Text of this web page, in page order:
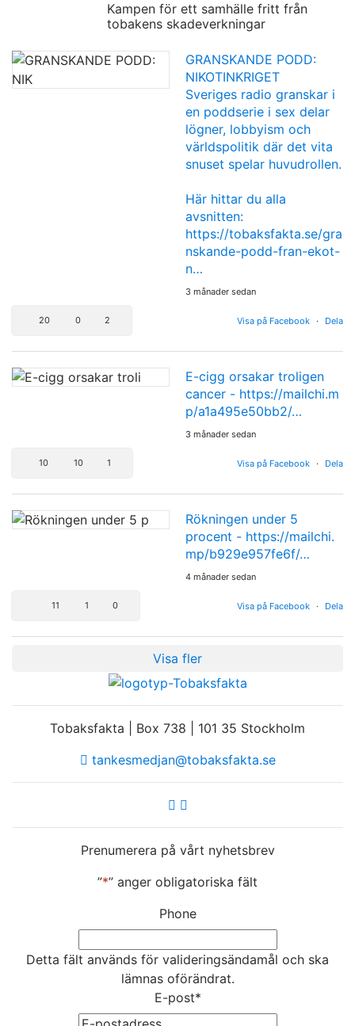
Kampen för ett samhälle fritt från
tobakens skadeverkningar
GRANSKANDE PODD:
NIKOTINKRIGET
Sveriges radio granskar i
en poddserie i sex delar
lögner, lobbyism och
världspolitik där det vita
snuset spelar huvudrollen.
Här hittar du alla
avsnitten:
https://tobaksfakta.se/gra
nskande-podd-fran-ekot-
n…
3 månader sedan
Visa på Facebook · Dela
20 0 2
E-cigg orsakar troligen
cancer - https://mailchi.m
p/a1a495e50bb2/…
3 månader sedan
Visa på Facebook · Dela
10 10 1
Rökningen under 5
procent - https://mailchi.
mp/b929e957fe6f/…
4 månader sedan
Visa på Facebook · Dela
11 1 0
Visa fler
Tobaksfakta | Box 738 | 101 35 Stockholm
tankesmedjan@tobaksfakta.se
Prenumerera på vårt nyhetsbrev
”*” anger obligatoriska fält
Phone
Detta fält används för valideringsändamål och ska
lämnas oförändrat.
E-post*